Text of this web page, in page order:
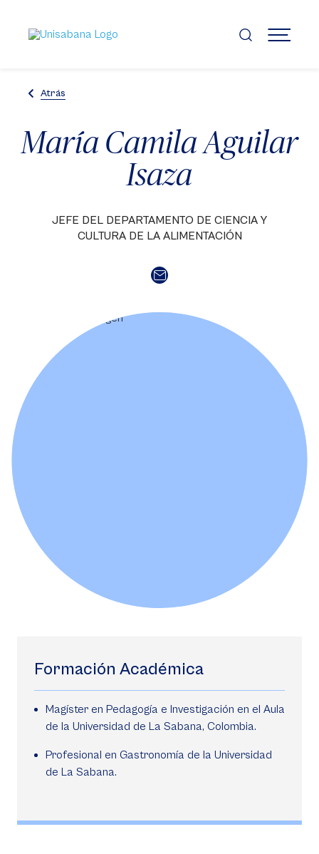
contenido
principal
MENÚ
Atrás
María Camila Aguilar
Isaza
JEFE DEL DEPARTAMENTO DE CIENCIA Y
CULTURA DE LA ALIMENTACIÓN
Formación Académica
Magíster en Pedagogía e Investigación en el Aula
de la Universidad de La Sabana, Colombia.
Profesional en Gastronomía de la Universidad
de La Sabana.